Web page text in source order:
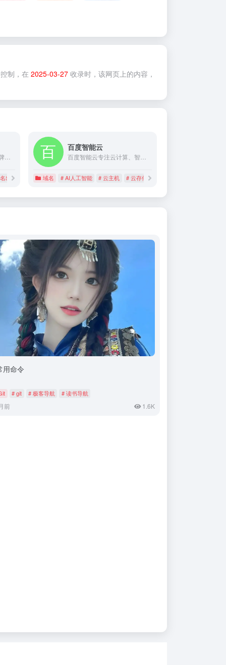
制，在 2025-03-27 收录时，该网页上的内容，
出售
百度智能云
域名 # AI人工智能 # 云主机 # 云存储
用命令
# git # 极客导航 # 读书导航
前 1.6K